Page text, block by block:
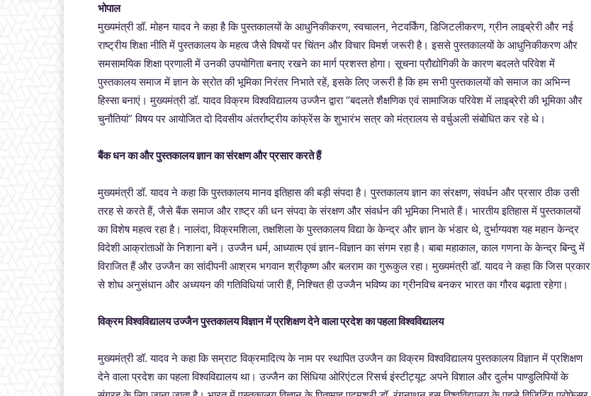
भोपाल
मुख्यमंत्री डॉ. मोहन यादव ने कहा है कि पुस्तकालयों के आधुनिकीकरण, स्वचालन, नेटवर्किंग, डिजिटलीकरण, ग्रीन लाइब्रेरी और नई
राष्ट्रीय शिक्षा नीति में पुस्तकालय के महत्व जैसे विषयों पर चिंतन और विचार विमर्श जरूरी है। इससे पुस्तकालयों के आधुनिकीकरण और
समसामयिक शिक्षा प्रणाली में उनकी उपयोगिता बनाए रखने का मार्ग प्रशस्त होगा। सूचना प्रौद्योगिकी के कारण बदलते परिवेश में
पुस्तकालय समाज में ज्ञान के स्रोत की भूमिका निरंतर निभाते रहें, इसके लिए जरूरी है कि हम सभी पुस्तकालयों को समाज का अभिन्न
हिस्सा बनाएं। मुख्यमंत्री डॉ. यादव विक्रम विश्वविद्यालय उज्जैन द्वारा “बदलते शैक्षणिक एवं सामाजिक परिवेश में लाइब्रेरी की भूमिका और
चुनौतियां” विषय पर आयोजित दो दिवसीय अंतर्राष्ट्रीय कांफ्रेंस के शुभारंभ सत्र को मंत्रालय से वर्चुअली संबोधित कर रहे थे।
बैंक धन का और पुस्तकालय ज्ञान का संरक्षण और प्रसार करते हैं
मुख्यमंत्री डॉ. यादव ने कहा कि पुस्तकालय मानव इतिहास की बड़ी संपदा है। पुस्तकालय ज्ञान का संरक्षण, संवर्धन और प्रसार ठीक उसी
तरह से करते हैं, जैसे बैंक समाज और राष्ट्र की धन संपदा के संरक्षण और संवर्धन की भूमिका निभाते हैं। भारतीय इतिहास में पुस्तकालयों
का विशेष महत्व रहा है। नालंदा, विक्रमशिला, तक्षशिला के पुस्तकालय विद्या के केन्द्र और ज्ञान के भंडार थे, दुर्भाग्यवश यह महान केन्द्र
विदेशी आक्रांताओं के निशाना बनें। उज्जैन धर्म, आध्यात्म एवं ज्ञान-विज्ञान का संगम रहा है। बाबा महाकाल, काल गणना के केन्द्र बिन्दु में
विराजित हैं और उज्जैन का सांदीपनी आश्रम भगवान श्रीकृष्ण और बलराम का गुरूकुल रहा। मुख्यमंत्री डॉ. यादव ने कहा कि जिस प्रकार
से शोध अनुसंधान और अध्ययन की गतिविधियां जारी हैं, निश्चित ही उज्जैन भविष्य का ग्रीनविच बनकर भारत का गौरव बढ़ाता रहेगा।
विक्रम विश्वविद्यालय उज्जैन पुस्तकालय विज्ञान में प्रशिक्षण देने वाला प्रदेश का पहला विश्वविद्यालय
मुख्यमंत्री डॉ. यादव ने कहा कि सम्राट विक्रमादित्य के नाम पर स्थापित उज्जैन का विक्रम विश्वविद्यालय पुस्तकालय विज्ञान में प्रशिक्षण
देने वाला प्रदेश का पहला विश्वविद्यालय था। उज्जैन का सिंधिया ओरिएंटल रिसर्च इंस्टीट्यूट अपने विशाल और दुर्लभ पाण्डुलिपियों के